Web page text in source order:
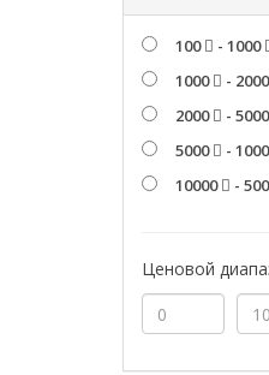
100
- 1000
1000
- 2000
2000
- 5000
5000
-
10000
-
Ценовой